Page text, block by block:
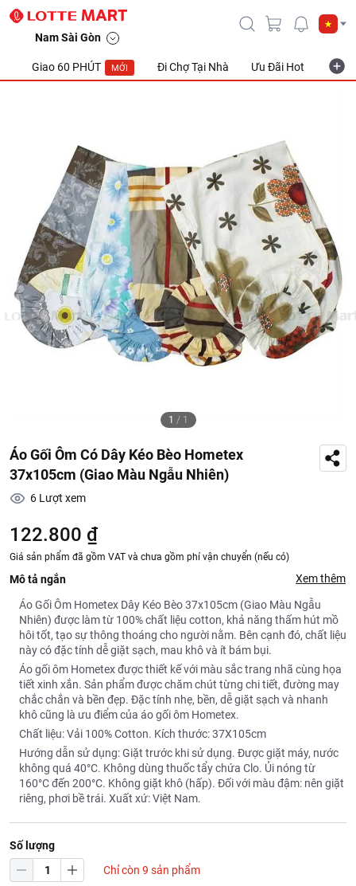
Nam Sài Gòn
Giao 60 PHÚT MỚI Đi Chợ Tại Nhà Ưu Đãi Hot
1 / 1
Áo Gối Ôm Có Dây Kéo Bèo Hometex
37x105cm (Giao Màu Ngẫu Nhiên)
6 Lượt xem
122.800 ₫
Giá sản phẩm đã gồm VAT và chưa gồm phí vận chuyển (nếu có)
Mô tả ngắn Xem thêm
Áo Gối Ôm Hometex Dây Kéo Bèo 37x105cm (Giao Màu Ngẫu
Nhiên) được làm từ 100% chất liệu cotton, khả năng thấm hút mồ
hôi tốt, tạo sự thông thoáng cho người nằm. Bên cạnh đó, chất liệu
này có đặc tính dễ giặt sạch, mau khô và ít bám bụi.
Áo gối ôm Hometex được thiết kế với màu sắc trang nhã cùng họa
tiết xinh xắn. Sản phẩm được chăm chút từng chi tiết, đường may
chắc chắn và bền đẹp. Đặc tính nhẹ, bền, dễ giặt sạch và nhanh
khô cũng là ưu điểm của áo gối ôm Hometex.
Chất liệu: Vải 100% Cotton. Kích thước: 37X105cm
Hướng dẫn sử dụng: Giặt trước khi sử dụng. Được giặt máy, nước
không quá 40°C. Không dùng thuốc tẩy chứa Clo. Ủi nóng từ
160°C đến 200°C. Không giặt khô (hấp). Đối với màu đậm: nên giặt
riêng, phơi bề trái. Xuất xứ: Việt Nam.
Số lượng
Chỉ còn 9 sản phẩm